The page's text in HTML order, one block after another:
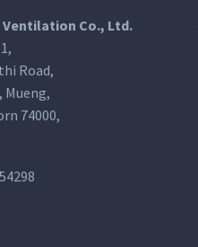
Ventilation Co., Ltd.
Road,
Mueng,
74000,